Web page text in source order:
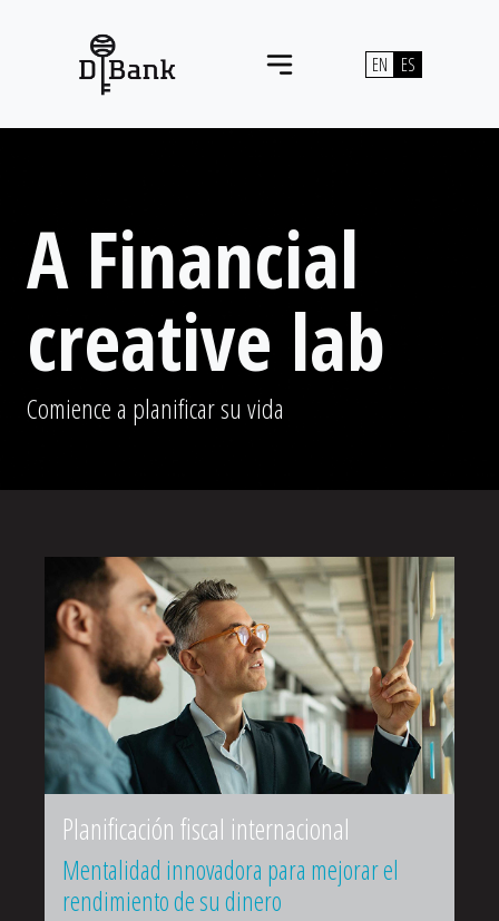
Navegación principal EN ES
A Financial
creative lab
Comience a planificar su vida
Planificación fiscal internacional
Mentalidad innovadora para mejorar el
rendimiento de su dinero